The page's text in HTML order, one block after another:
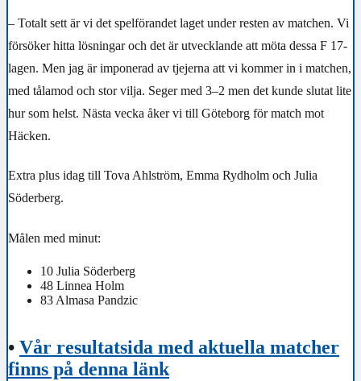
– Totalt sett är vi det spelförandet laget under resten av matchen. Vi
försöker hitta lösningar och det är utvecklande att möta dessa F 17-
lagen. Men jag är imponerad av tjejerna att vi kommer in i matchen,
med tålamod och stor vilja. Seger med 3–2 men det kunde slutat lite
hur som helst. Nästa vecka åker vi till Göteborg för match mot
Häcken.
Extra plus idag till Tova Ahlström, Emma Rydholm och Julia
Söderberg.
Målen med minut:
10 Julia Söderberg
48 Linnea Holm
83 Almasa Pandzic
• Vår resultatsida med aktuella matcher
finns på denna länk